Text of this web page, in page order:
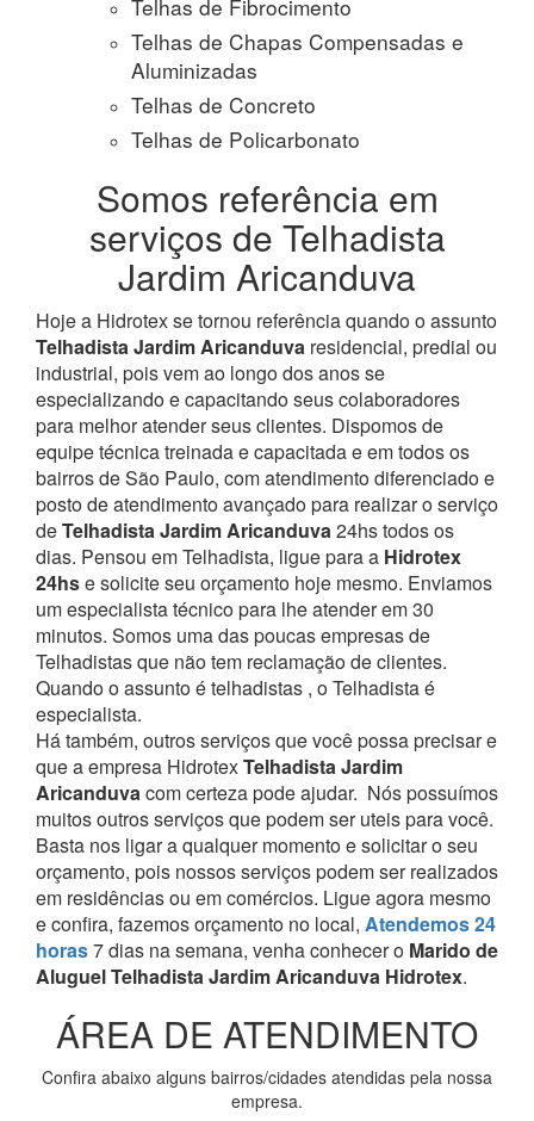
Telhas de Fibrocimento
Telhas de Chapas Compensadas e
Aluminizadas
Telhas de Concreto
Telhas de Policarbonato
Somos referência em
serviços de Telhadista
Jardim Aricanduva
Hoje a Hidrotex se tornou referência quando o assunto
Telhadista Jardim Aricanduva residencial, predial ou
industrial, pois vem ao longo dos anos se
especializando e capacitando seus colaboradores
para melhor atender seus clientes. Dispomos de
equipe técnica treinada e capacitada e em todos os
bairros de São Paulo, com atendimento diferenciado e
posto de atendimento avançado para realizar o serviço
deTelhadista Jardim Aricanduva24hs todos os
dias. Pensou em Telhadista, ligue para a Hidrotex
24hse solicite seu orçamento hoje mesmo. Enviamos
um especialista técnico para lhe atender em 30
minutos. Somos uma das poucas empresas de
Telhadistas que não tem reclamação de clientes.
Quando o assunto é telhadistas , o Telhadista é
especialista.
Há também, outros serviços que você possa precisar e
que a empresa HidrotexTelhadista Jardim
Aricanduvacom certeza pode ajudar. Nós possuímos
muitos outros serviços que podem ser uteis para você.
Basta nos ligar a qualquer momento e solicitar o seu
orçamento, pois nossos serviços podem ser realizados
em residências ou em comércios. Ligue agora mesmo
e confira, fazemos orçamento no local, Atendemos 24
horas7 dias na semana, venha conhecer o Marido de
Aluguel Telhadista Jardim Aricanduva Hidrotex.
ÁREA DE ATENDIMENTO
Confira abaixo alguns bairros/cidades atendidas pela nossa
empresa.